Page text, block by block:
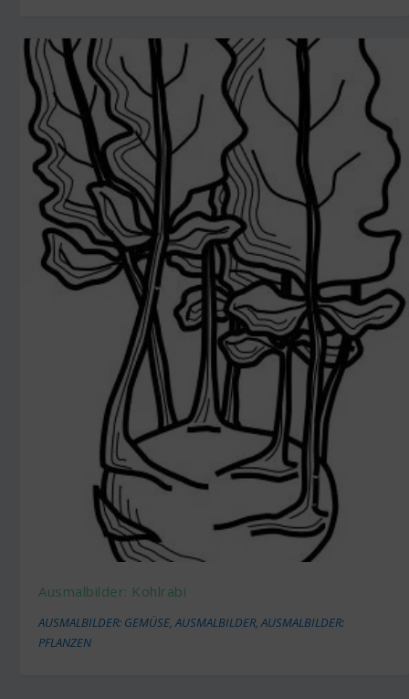
Ausmalbilder: Kohlrabi
AUSMALBILDER: GEMÜSE,AUSMALBILDER,AUSMALBILDER:
PFLANZEN